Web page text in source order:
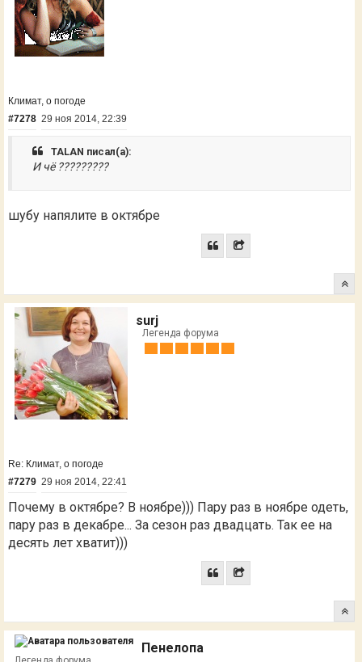
Климат, о погоде
#7278 29 ноя 2014, 22:39
TALAN писал(а):
И чё ?????????
шубу напялите в октябре
surj
Легенда форума
Re: Климат, о погоде
#7279 29 ноя 2014, 22:41
Почему в октябре? В ноябре))) Пару раз в ноябре одеть,
пару раз в декабре... За сезон раз двадцать. Так ее на
десять лет хватит)))
Пенелопа